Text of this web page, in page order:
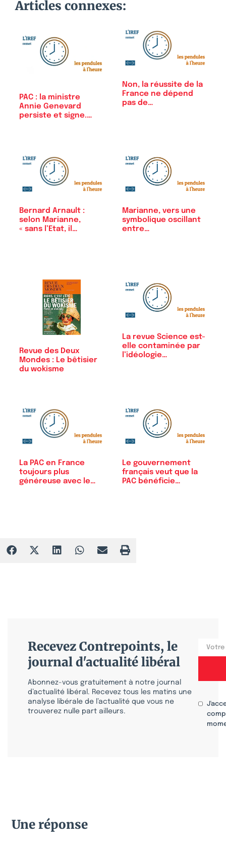
Articles connexes:
PAC : la ministre
Annie Genevard
persiste et signe.…
Non, la réussite de la
France ne dépend
pas de…
Bernard Arnault :
selon Marianne,
« sans l’Etat, il…
Marianne, vers une
symbolique oscillant
entre…
Revue des Deux
Mondes : Le bêtisier
du wokisme
La revue Science est-
elle contaminée par
l’idéologie…
La PAC en France
toujours plus
généreuse avec le
Le gouvernement
français veut que la
PAC bénéficie…
Recevez Contrepoints, le
journal d'actualité libéral
Abonnez-vous gratuitement à notre journal
d’actualité libéral. Recevez tous les matins une
analyse libérale de l’actualité que vous ne
trouverez nulle part ailleurs.
Une réponse